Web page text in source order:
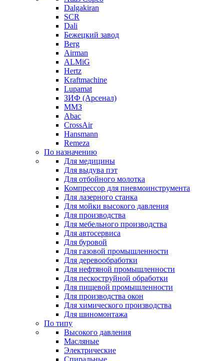
Dalgakiran
SCR
Dali
Бежецкий завод
Berg
Airman
ALMiG
Hertz
Kraftmachine
Lupamat
ЗИФ (Арсенал)
ММЗ
Abac
CrossAir
Hansmann
Remeza
По назначению
Для медицины
Для выдува пэт
Для отбойного молотка
Компрессор для пневмоинструмента
Для лазерного станка
Для мойки высокого давления
Для производства
Для мебельного производства
Для автосервиса
Для буровой
Для газовой промышленности
Для деревообработки
Для нефтяной промышленности
Для пескоструйной обработки
Для пищевой промышленности
Для производства окон
Для химического производства
Для шиномонтажа
По типу
Высокого давления
Масляные
Электрические
Спиральные